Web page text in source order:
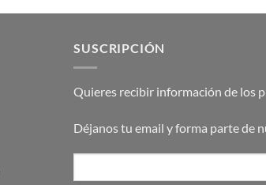
SUSCRIPCIÓN
Quieres recibir información de los
Déjanos tu email y forma parte de